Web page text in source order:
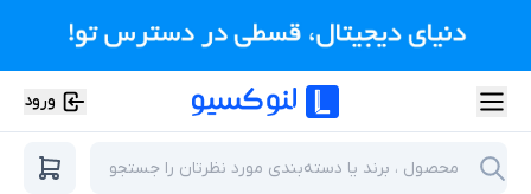
ورود